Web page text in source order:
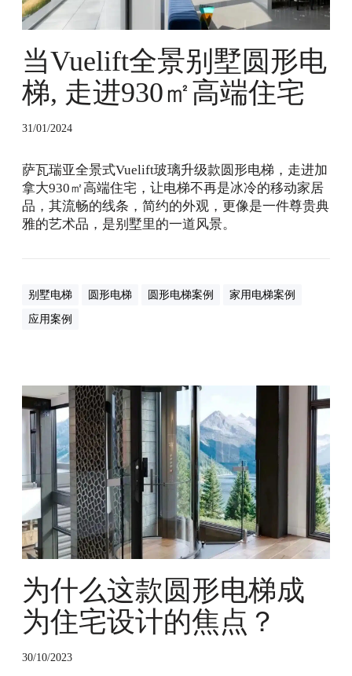
全
景
墅
圆
形
梯
走
进
9
3
端
住
当Vuelift全景别墅圆形电
梯, 走进930㎡高端住宅
31/01/2024
萨瓦瑞亚全景式Vuelift玻璃升级款圆形电梯，走进加
拿大930㎡高端住宅，让电梯不再是冰冷的移动家居
品，其流畅的线条，简约的外观，更像是一件尊贵典
雅的艺术品，是别墅里的一道风景。
别墅电梯 圆形电梯 圆形电梯案例 家用电梯案例
应用案例
为
什
么
这
款
圆
电
梯
成
为
住
宅
设
的
为什么这款圆形电梯成
为住宅设计的焦点？
30/10/2023